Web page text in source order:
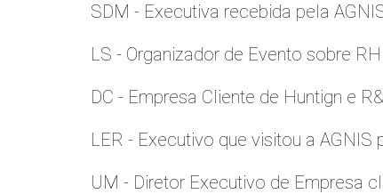
SDM - Executiva recebida pela
LS - Organizador de Evento sobre RH
DC - Empresa Cliente de Huntign e
LER - Executivo que visitou a AGNIS
UM - Diretor Executivo de Empresa